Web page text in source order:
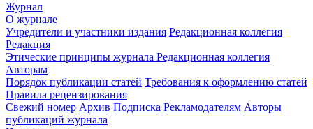
Журнал
О журнале
Учредители и участники издания Редакционная коллегия
Редакция
Этические принципы журнала Редакционная коллегия
Авторам
Порядок публикации статей Требования к оформлению статей
Правила рецензирования
Свежий номер Архив Подписка Рекламодателям Авторы
публикаций журнала